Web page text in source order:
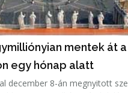
mentek át
egy hónap alatt
december 8-án megnyitott